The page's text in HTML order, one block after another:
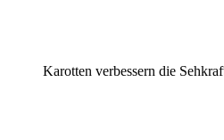
Karotten verbessern die